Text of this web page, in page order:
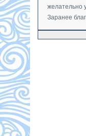
желательно
Заранее